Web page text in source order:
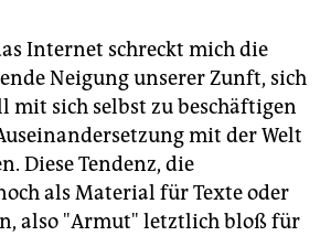
Internet schreckt mich die
Neigung unserer Zunft, sich
mit sich selbst zu beschäftigen
mit der Welt
Diese Tendenz, die
als Material für Texte oder
also "Armut" letztlich bloß für